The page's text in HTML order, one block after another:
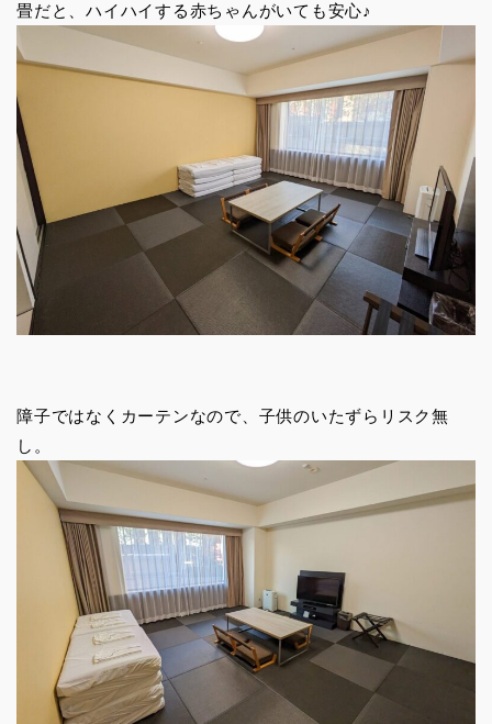
畳だと、ハイハイする赤ちゃんがいても安心♪
障子ではなくカーテンなので、子供のいたずらリスク無
し。